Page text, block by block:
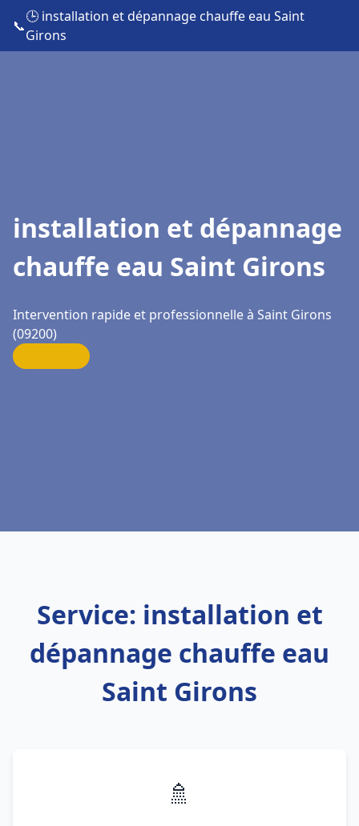
📞
🕒 installation et dépannage chauffe eau Saint
Girons
installation et dépannage
chauffe eau Saint Girons
Intervention rapide et professionnelle à Saint Girons
(09200)
Service: installation et
dépannage chauffe eau
Saint Girons
🚿